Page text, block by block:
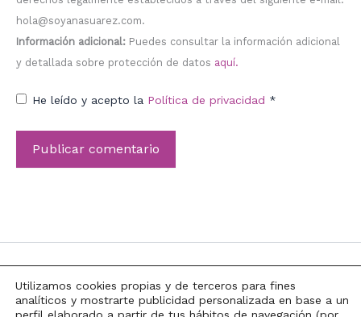
hola@soyanasuarez.com.
Información adicional: Puedes consultar la información adicional
y detallada sobre protección de datos aquí.
He leído y acepto la Política de privacidad *
Utilizamos cookies propias y de terceros para fines
analíticos y mostrarte publicidad personalizada en base a un